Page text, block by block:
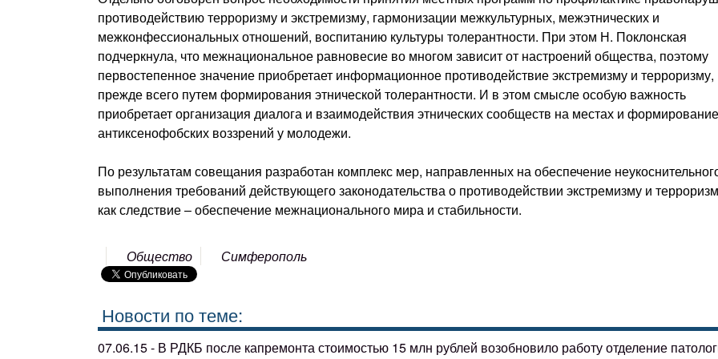
противодействию терроризму и экстремизму, гармонизации межкультурных, межэтнических и
межконфессиональных отношений, воспитанию культуры толерантности. При этом Н. Поклонская
подчеркнула, что межнациональное равновесие во многом зависит от настроений общества, поэтому
первостепенное значение приобретает информационное противодействие экстремизму и терроризму,
прежде всего путем формирования этнической толерантности. И в этом смысле особую важность
приобретает организация диалога и взаимодействия этнических сообществ на местах и формирование
антиксенофобских воззрений у молодежи.
По результатам совещания разработан комплекс мер, направленных на обеспечение
выполнения требований действующего законодательства о противодействии экстремизму и
как следствие – обеспечение межнационального мира и стабильности.
Общество Симферополь
Новости по теме:
07.06.15 - В РДКБ после капремонта стоимостью 15 млн рублей возобновило работу отделение